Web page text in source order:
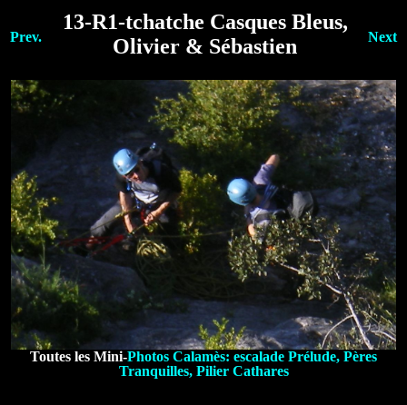
Prev.
13-R1-tchatche Casques Bleus,
Olivier & Sébastien
Next
Toutes les Mini-Photos Calamès: escalade Prélude, Pères
Tranquilles, Pilier Cathares